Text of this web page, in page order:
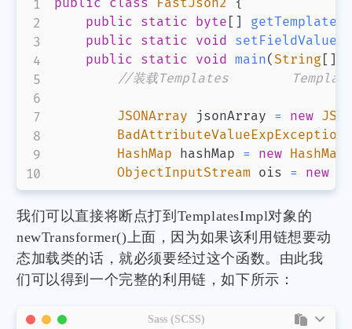
public class FastJson2
{
public static byte [ ] getTemplates
public static void setFieldValue
public static void main( String [ ]
//装载Templates
JSONArray jsonArray = new
BadAttributeValueExpException
HashMap hashMap = new HashMap
ObjectInputStream ois = new
我们可以直接将断点打到TemplatesImpl对象的
newTransformer()上面，因为如果该利用链想要动
态加载类的话，就必须要经过这个函数。由此我
们可以得到一个完整的利用链，如下所示：
Sass (SCSS)